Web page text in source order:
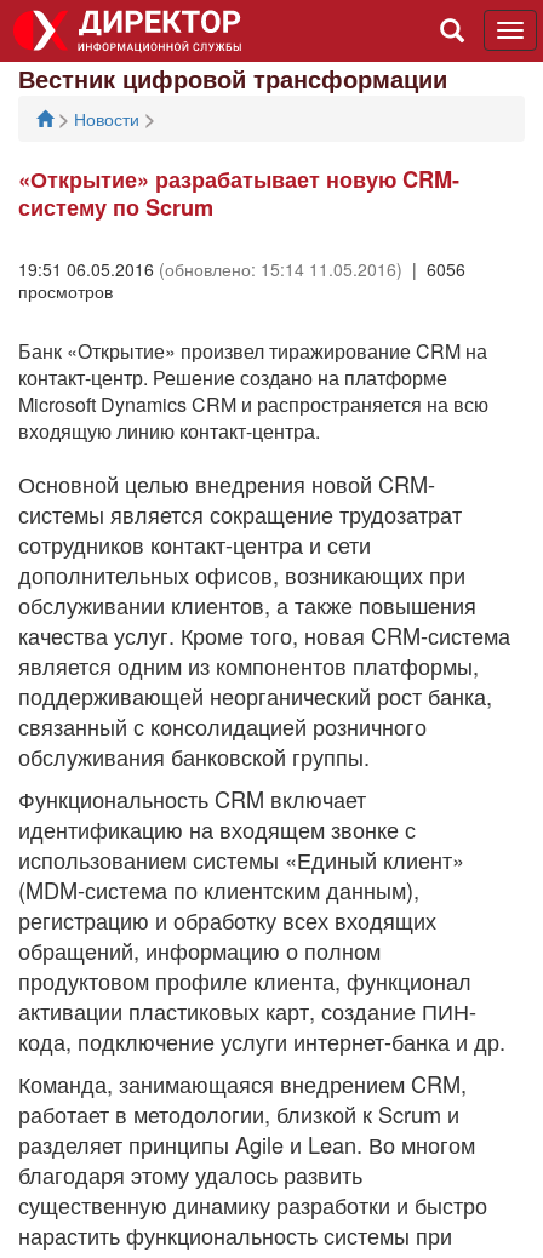
Вестник цифровой трансформации
> Новости >
«Открытие» разрабатывает новую CRM-
систему по Scrum
19:51 06.05.2016 (обновлено: 15:14 11.05.2016) | 6056
просмотров
Банк «Открытие» произвел тиражирование CRM на
контакт-центр. Решение создано на платформе
Microsoft Dynamics CRM и распространяется на всю
входящую линию контакт-центра.
Основной целью внедрения новой CRM-
системы является сокращение трудозатрат
сотрудников контакт-центра и сети
дополнительных офисов, возникающих при
обслуживании клиентов, а также повышения
качества услуг. Кроме того, новая CRM-система
является одним из компонентов платформы,
поддерживающей неорганический рост банка,
связанный с консолидацией розничного
обслуживания банковской группы.
Функциональность CRM включает
идентификацию на входящем звонке с
использованием системы «Единый клиент»
(MDM-система по клиентским данным),
регистрацию и обработку всех входящих
обращений, информацию о полном
продуктовом профиле клиента, функционал
активации пластиковых карт, создание ПИН-
кода, подключение услуги интернет-банка и др.
Команда, занимающаяся внедрением CRM,
работает в методологии, близкой к Scrum и
разделяет принципы Agile и Lean. Во многом
благодаря этому удалось развить
существенную динамику разработки и быстро
нарастить функциональность системы при